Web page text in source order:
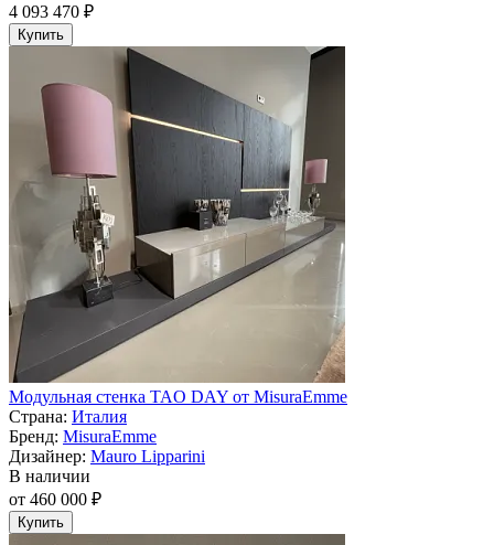
4 093 470 ₽
Купить
Модульная стенка TAO DAY от MisuraEmme
Страна: Италия
Бренд: MisuraEmme
Дизайнер: Mauro Lipparini
В наличии
от 460 000 ₽
Купить